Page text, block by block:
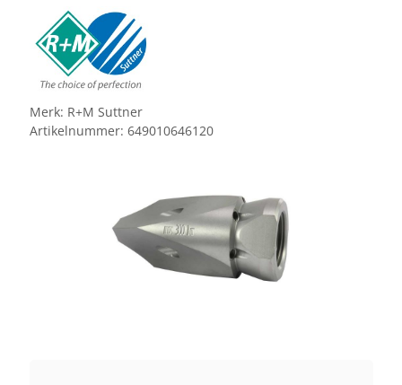
Merk: R+M Suttner
Artikelnummer: 649010646120